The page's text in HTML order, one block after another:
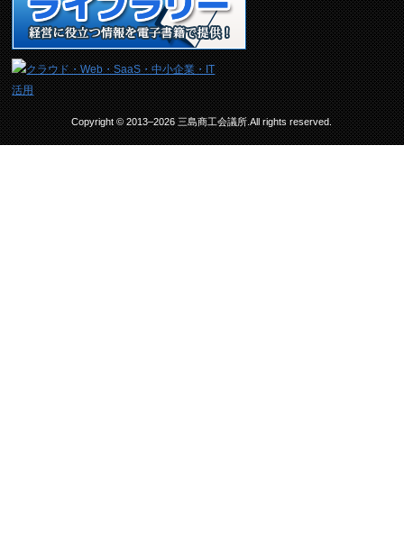
Copyright © 2013–2026 三島商工会議所.All rights reserved.